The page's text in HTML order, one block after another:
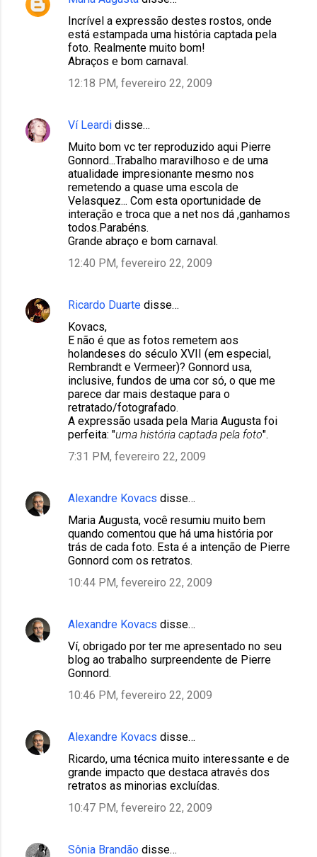
Incrível a expressão destes rostos, onde
está estampada uma história captada pela
foto. Realmente muito bom!
Abraços e bom carnaval.
12:18 PM, fevereiro 22, 2009
Ví Leardi disse…
Muito bom vc ter reproduzido aqui Pierre
Gonnord...Trabalho maravilhoso e de uma
atualidade impresionante mesmo nos
remetendo a quase uma escola de
Velasquez... Com esta oportunidade de
interação e troca que a net nos dá ,ganhamos
todos.Parabéns.
Grande abraço e bom carnaval.
12:40 PM, fevereiro 22, 2009
Ricardo Duarte disse…
Kovacs,
E não é que as fotos remetem aos
holandeses do século XVII (em especial,
Rembrandt e Vermeer)? Gonnord usa,
inclusive, fundos de uma cor só, o que me
parece dar mais destaque para o
retratado/fotografado.
A expressão usada pela Maria Augusta foi
perfeita: "uma história captada pela foto".
7:31 PM, fevereiro 22, 2009
Alexandre Kovacs disse…
Maria Augusta, você resumiu muito bem
quando comentou que há uma história por
trás de cada foto. Esta é a intenção de Pierre
Gonnord com os retratos.
10:44 PM, fevereiro 22, 2009
Alexandre Kovacs disse…
Ví, obrigado por ter me apresentado no seu
blog ao trabalho surpreendente de Pierre
Gonnord.
10:46 PM, fevereiro 22, 2009
Alexandre Kovacs disse…
Ricardo, uma técnica muito interessante e de
grande impacto que destaca através dos
retratos as minorias excluídas.
10:47 PM, fevereiro 22, 2009
Sônia Brandão disse…